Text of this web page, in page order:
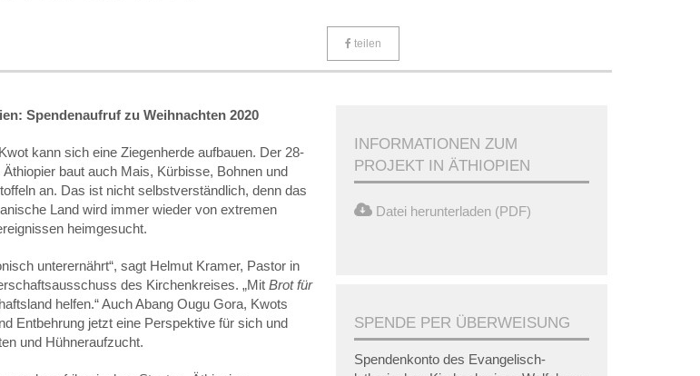
teilen
Spendenaufruf zu Weihnachten 2020
kann sich eine Ziegenherde aufbauen. Der 28-
Äthiopier baut auch Mais, Kürbisse, Bohnen und
an. Das ist nicht selbstverständlich, denn das
Land wird immer wieder von extremen
heimgesucht.
unterernährt“, sagt Helmut Kramer, Pastor in
des Kirchenkreises. „Mit Brot für
helfen.“ Auch Abang Ougu Gora, Kwots
Entbehrung jetzt eine Perspektive für sich und
und Hühneraufzucht.
INFORMATIONEN ZUM
PROJEKT IN ÄTHIOPIEN
Datei herunterladen (PDF)
SPENDE PER ÜBERWEISUNG
Spendenkonto des Evangelisch-